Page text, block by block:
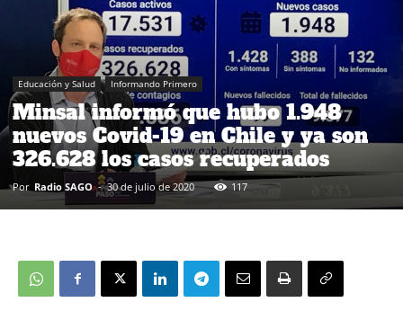
Educación y Salud Informando Primero
Minsal informó que hubo 1.948
nuevos Covid-19 en Chile y ya son
326.628 los casos recuperados
Por Radio SAGO - 30 de julio de 2020 117